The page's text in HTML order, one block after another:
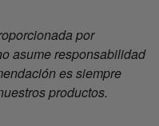
por
asume responsabilidad
es siempre
productos.